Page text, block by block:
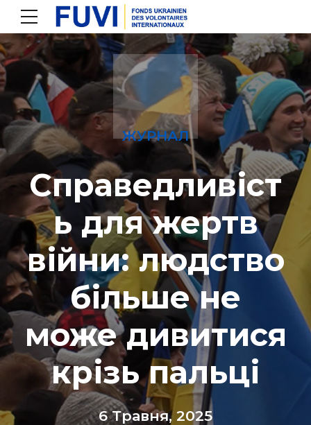
ЖУРНАЛ
Справедливіст
ь для жертв
війни: людство
більше не
може дивитися
крізь пальці
6 Травня, 2025